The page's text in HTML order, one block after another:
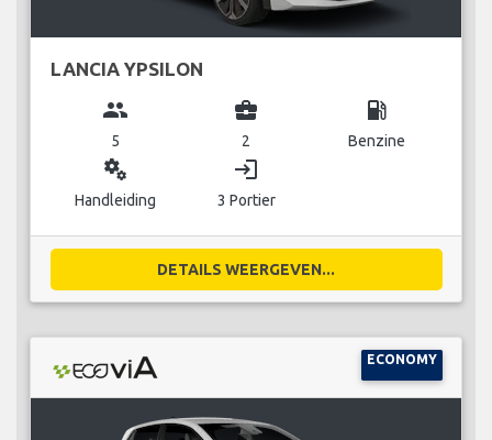
LANCIA YPSILON
group
5
business_center
2
local_gas_station
Benzine
miscellaneous_services
Handleiding
login
3 Portier
DETAILS WEERGEVEN...
ECONOMY